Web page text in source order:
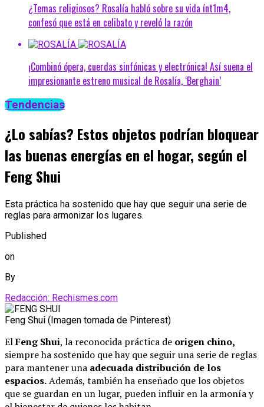
¿Temas religiosos? Rosalía habló sobre su vida ínt1m4,
confesó que está en celibato y reveló la razón
¡Combinó ópera, cuerdas sinfónicas y electrónica! Así suena el
impresionante estreno musical de Rosalía, ‘Berghain’
Tendencias
¿Lo sabías? Estos objetos podrían bloquear
las buenas energías en el hogar, según el
Feng Shui
Esta práctica ha sostenido que hay que seguir una serie de
reglas para armonizar los lugares.
Published
on
By
Redacción: Rechismes.com
Feng Shui (Imagen tomada de Pinterest)
ElFeng Shui, la reconocida práctica de origen chino,
siempre ha sostenido que hay que seguir una serie de reglas
para mantener una adecuada distribución de los
espacios.Además, también ha enseñado que los objetos
que se guardan en un lugar, pueden influir en la armonía y